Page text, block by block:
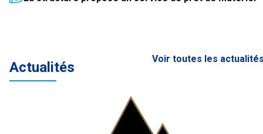
Actualités
Voir toutes les